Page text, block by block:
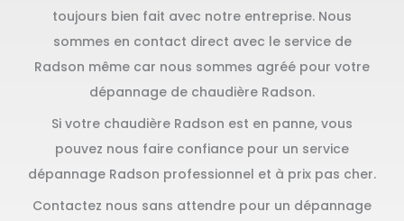
toujours bien fait avec notre entreprise. Nous
sommes en contact direct avec le service de
Radson même car nous sommes agréé pour votre
dépannage de chaudière Radson.
Si votre chaudière Radson est en panne, vous
pouvez nous faire confiance pour un service
dépannage Radson professionnel et à prix pas cher.
Contactez nous sans attendre pour un dépannage